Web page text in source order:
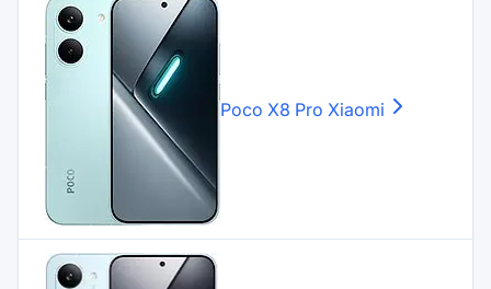
Poco X8 Pro Xiaomi